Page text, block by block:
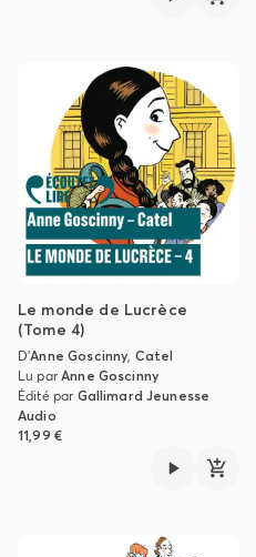
Le monde de Lucrèce
(Tome 4)
D'Anne Goscinny, Catel
Lu parAnne Goscinny
Édité par Gallimard Jeunesse
Audio
11,99 €